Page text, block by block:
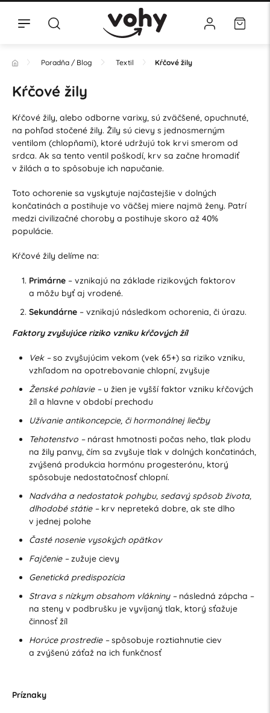
Poradňa / Blog Textil Kŕčové žily
Kŕčové žily
Kŕčové žily, alebo odborne varixy, sú zväčšené, opuchnuté,
na pohľad stočené žily. Žily sú cievy s jednosmerným
ventilom (chlopňami), ktoré udržujú tok krvi smerom od
srdca. Ak sa tento ventil poškodí, krv sa začne hromadiť
v žilách a to spôsobuje ich napučanie.
Toto ochorenie sa vyskytuje najčastejšie v dolných
končatinách a postihuje vo väčšej miere najmä ženy. Patrí
medzi civilizačné choroby a postihuje skoro až 40%
populácie.
Kŕčové žily delíme na:
Primárne– vznikajú na základe rizikových faktorov
a môžu byť aj vrodené.
Sekundárne – vznikajú následkom ochorenia, či úrazu.
Faktory zvyšujúce riziko vzniku kŕčových žíl
Vek –so zvyšujúcim vekom (vek 65+) sa riziko vzniku,
vzhľadom na opotrebovanie chlopní, zvyšuje
Ženské pohlavie –u žien je vyšší faktor vzniku kŕčových
žíl a hlavne v období prechodu
Užívanie antikoncepcie, či hormonálnej liečby
Tehotenstvo – nárast hmotnosti počas neho, tlak plodu
na žily panvy, čím sa zvyšuje tlak v dolných končatinách,
zvýšená produkcia hormónu progesterónu, ktorý
spôsobuje nedostatočnosť chlopní.
Nadváha a nedostatok pohybu, sedavý spôsob života,
dlhodobé státie – krv nepreteká dobre, ak ste dlho
v jednej polohe
Časté nosenie vysokých opätkov
Fajčenie –zužuje cievy
Genetická predispozícia
Strava s nízkym obsahom vlákniny – následná zápcha –
na steny v podbrušku je vyvíjaný tlak, ktorý sťažuje
činnosť žíl
Horúce prostredie –spôsobuje roztiahnutie ciev
a zvýšenú záťaž na ich funkčnosť
Príznaky